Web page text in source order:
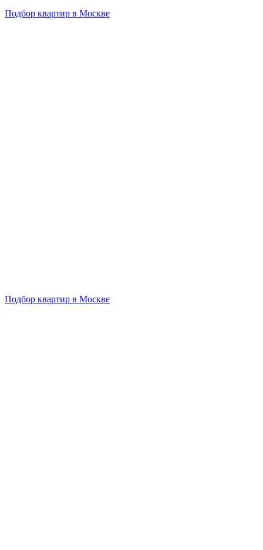
Подбор квартир в Москве
Подбор квартир в Москве